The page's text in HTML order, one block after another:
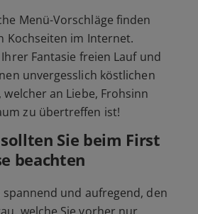
Menü-Vorschläge finden
Kochseiten im Internet.
Fantasie freien Lauf und
unvergesslich köstlichen
welcher an Liebe, Frohsinn
zu übertreffen ist!
Sie beim First
beachten
spannend und aufregend, den
welche Sie vorher nur